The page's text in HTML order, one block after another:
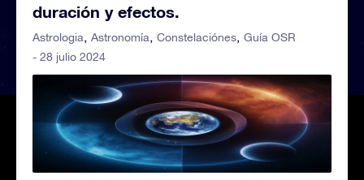
duración y efectos.
Astrologia Astronomía Constelaciónes Guía OSR
- 28 julio 2024